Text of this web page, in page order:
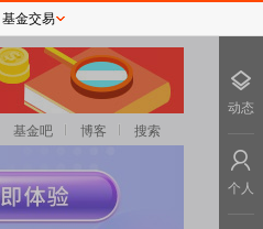
基金吧 博客 搜索
基金交易
动态
个人